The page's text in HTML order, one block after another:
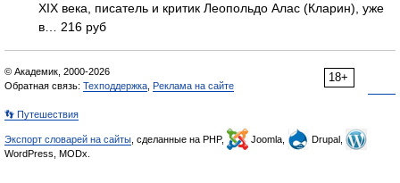
XIX века, писатель и критик Леопольдо Алас (Кларин), уже
в… 216 руб
18+
© Академик, 2000-2026
Обратная связь: Техподдержка Реклама на сайте
👣 Путешествия
Экспорт словарей на сайты , сделанные на PHP, Joomla,
Drupal,
WordPress, MODx.